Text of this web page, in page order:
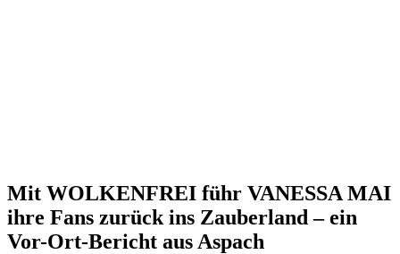
Mit WOLKENFREI führ VANESSA MAI
ihre Fans zurück ins Zauberland – ein
Vor-Ort-Bericht aus Aspach